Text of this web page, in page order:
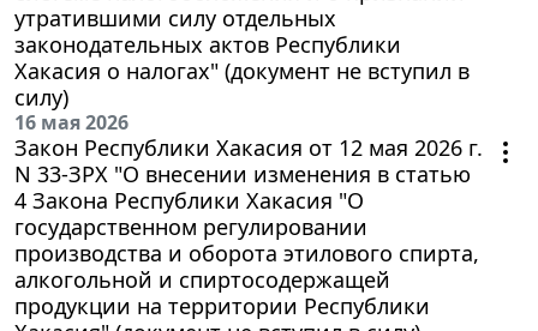
утратившими силу отдельных
законодательных актов Республики
Хакасия о налогах" (документ не вступил в
силу)
16 мая 2026
Закон Республики Хакасия от 12 мая 2026 г.
N 33-ЗРХ "О внесении изменения в статью
4 Закона Республики Хакасия "О
государственном регулировании
производства и оборота этилового спирта,
алкогольной и спиртосодержащей
продукции на территории Республики